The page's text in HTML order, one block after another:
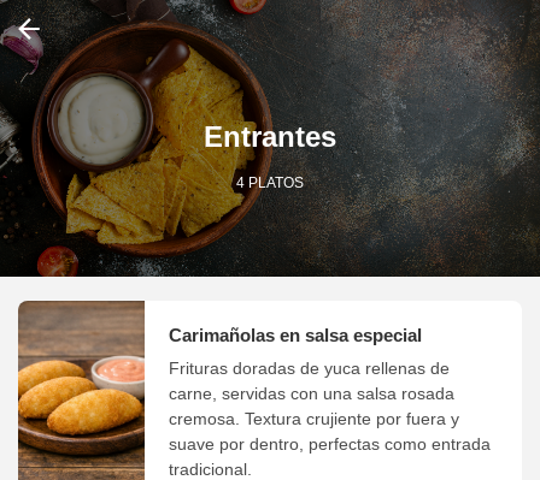
Entrantes
4 PLATOS
Carimañolas en salsa especial
Frituras doradas de yuca rellenas de
carne, servidas con una salsa rosada
cremosa. Textura crujiente por fuera y
suave por dentro, perfectas como entrada
tradicional.